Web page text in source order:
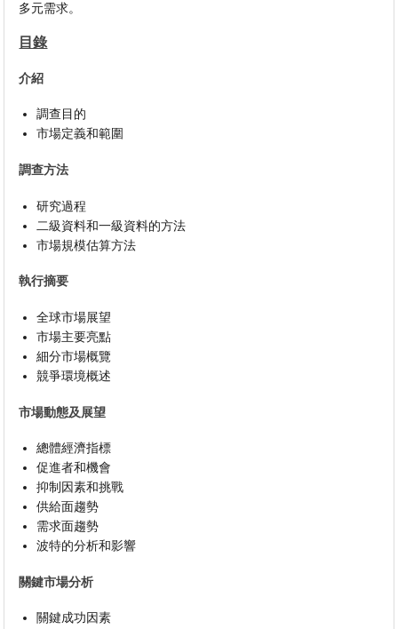
多元需求。
目錄
介紹
調查目的
市場定義和範圍
調查方法
研究過程
二級資料和一級資料的方法
市場規模估算方法
執行摘要
全球市場展望
市場主要亮點
細分市場概覽
競爭環境概述
市場動態及展望
總體經濟指標
促進者和機會
抑制因素和挑戰
供給面趨勢
需求面趨勢
波特的分析和影響
關鍵市場分析
關鍵成功因素